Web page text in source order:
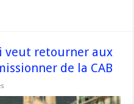
veut retourner aux
de la CAB